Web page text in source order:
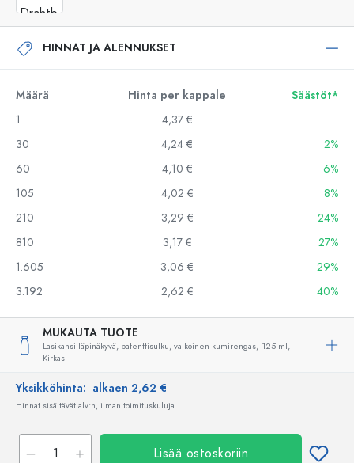
HINNAT JA ALENNUKSET
Määrä Hinta per kappale
Säästöt*
1
4,37 €
30
4,24 €
2%
60
4,10 €
6%
105
4,02 €
8%
210
3,29 €
24%
810
3,17 €
27%
1.605
3,06 €
29%
3.192
2,62 € 40%
MUKAUTA TUOTE
Lasikansi läpinäkyvä, patenttisulku, valkoinen kumirengas, 125 ml,
Kirkas
Yksikköhinta: alkaen 2,62 €
Hinnat sisältävät alv:n, ilman toimituskuluja
Lisää ostoskoriin